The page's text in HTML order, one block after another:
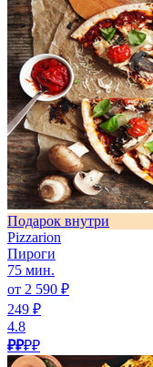
Подарок внутри
Pizzarion
Пироги
75 мин.
от 2 590 ₽
249 ₽
4.8
₽₽₽₽